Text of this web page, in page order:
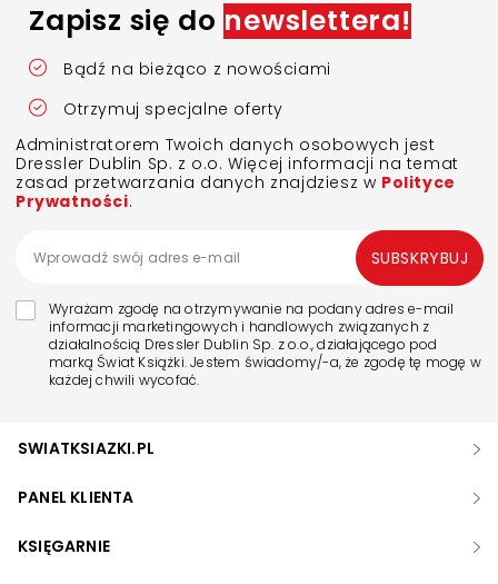
Zapisz się do newslettera!
Bądź na bieżąco z nowościami
Otrzymuj specjalne oferty
Administratorem Twoich danych osobowych jest
Dressler Dublin Sp. z o.o. Więcej informacji na temat
zasad przetwarzania danych znajdziesz w Polityce
Prywatności.
Wyrażam zgodę na otrzymywanie na podany adres e-mail
informacji marketingowych i handlowych związanych z
działalnością Dressler Dublin Sp. z o.o., działającego pod
marką Świat Książki. Jestem świadomy/-a, że zgodę tę mogę w
każdej chwili wycofać.
SUBSKRYBUJ
SWIATKSIAZKI.PL
PANEL KLIENTA
KSIĘGARNIE